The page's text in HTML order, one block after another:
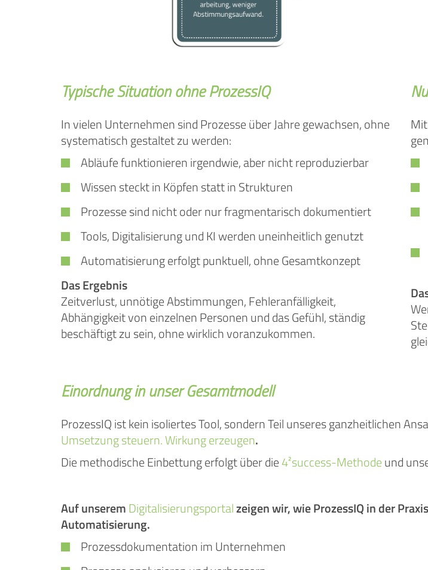
Typische Situation ohne ProzessIQ
In vielen Unternehmen sind Prozesse über Jahre gewachsen, ohne
systematisch gestaltet zu werden:
Abläufe funktionieren irgendwie, aber nicht reproduzierbar
Wissen steckt in Köpfen statt in Strukturen
Prozesse sind nicht oder nur fragmentarisch dokumentiert
Tools, Digitalisierung und KI werden uneinheitlich genutzt
Automatisierung erfolgt punktuell, ohne Gesamtkonzept
Das Ergebnis
Zeitverlust, unnötige Abstimmungen, Fehleranfälligkeit,
Abhängigkeit von einzelnen Personen und das Gefühl, ständig
beschäftigt zu sein, ohne wirklich voranzukommen.
Einordnung in unser Gesamtmodell
ProzessIQ ist kein isoliertes Tool, sondern Teil unseres ganzheitlichen
Umsetzung steuern. Wirkung erzeugen.
Die methodische Einbettung erfolgt über die4²success-Methodeund
Auf unseremDigitalisierungsportalzeigen wir, wie ProzessIQ in der
Automatisierung.
Prozessdokumentation im Unternehmen